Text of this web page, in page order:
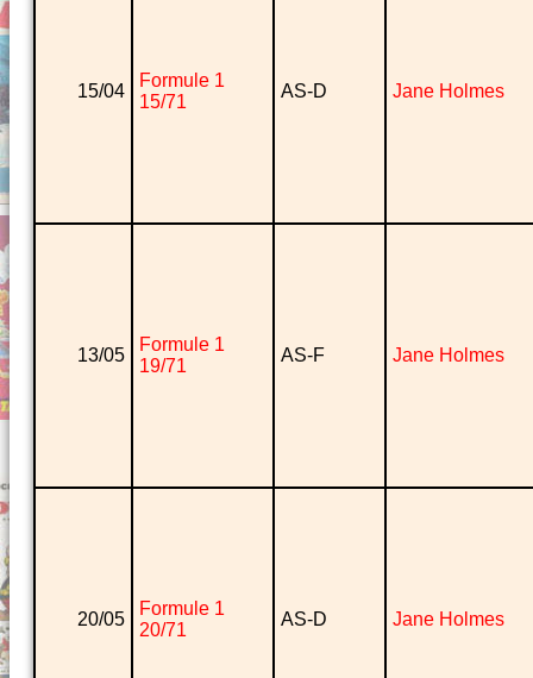
15/04
Formule 1
15/71
AS-D Jane Holmes
13/05
Formule 1
19/71
AS-F Jane Holmes
20/05
Formule 1
20/71
AS-D Jane Holmes